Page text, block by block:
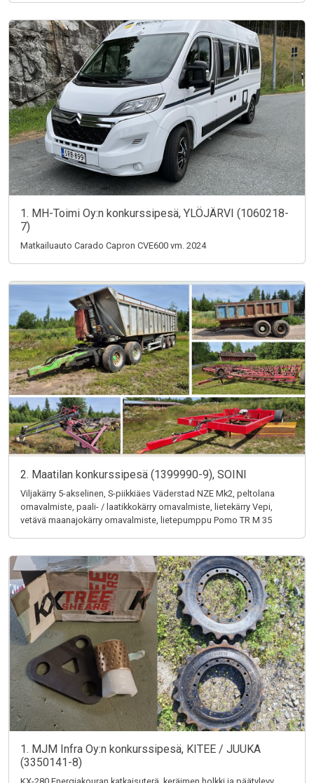
1. MH-Toimi Oy:n konkurssipesä, YLÖJÄRVI (1060218-
7)
Matkailuauto Carado Capron CVE600 vm. 2024
2. Maatilan konkurssipesä (1399990-9), SOINI
Viljakärry 5-akselinen, S-piikkiäes Väderstad NZE Mk2, peltolana
omavalmiste, paali- / laatikkokärry omavalmiste, lietekärry Vepi,
vetävä maanajokärry omavalmiste, lietepumppu Pomo TR M 35
1. MJM Infra Oy:n konkurssipesä, KITEE / JUUKA
(3350141-8)